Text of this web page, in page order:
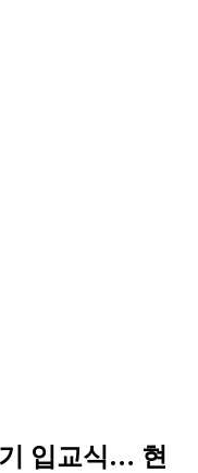
기 입교식… 현